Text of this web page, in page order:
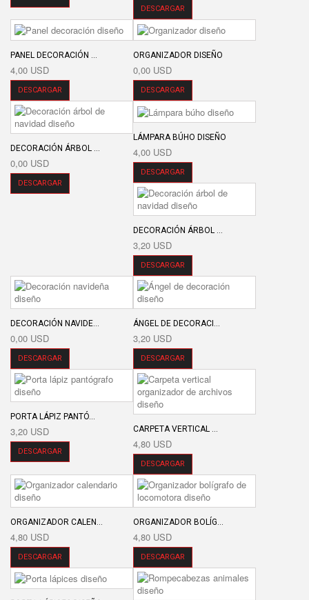
DESCARGAR
PANEL DECORACIÓN ...
4,00 USD
DESCARGAR
ORGANIZADOR DISEÑO
0,00 USD
DESCARGAR
DECORACIÓN ÁRBOL ...
0,00 USD
DESCARGAR
LÁMPARA BÚHO DISEÑO
4,00 USD
DESCARGAR
DECORACIÓN ÁRBOL ...
3,20 USD
DESCARGAR
DECORACIÓN NAVIDE...
0,00 USD
DESCARGAR
ÁNGEL DE DECORACI...
3,20 USD
DESCARGAR
PORTA LÁPIZ PANTÓ...
3,20 USD
DESCARGAR
CARPETA VERTICAL ...
4,80 USD
DESCARGAR
ORGANIZADOR CALEN...
4,80 USD
DESCARGAR
ORGANIZADOR BOLÍG...
4,80 USD
DESCARGAR